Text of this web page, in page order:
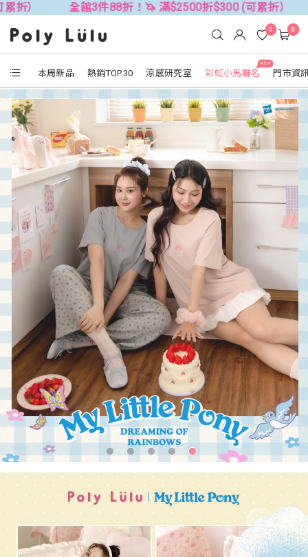
全館3件88折！🦄 滿$2500折$300 (可累折） 全館3件
本周新品 熱銷TOP30 涼感研究室
NEW
彩虹小馬聯名 門市資
0 0